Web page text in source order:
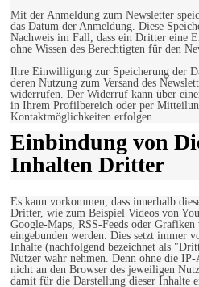
Mit der Anmeldung zum Newsletter
das Datum der Anmeldung. Diese
Nachweis im Fall, dass ein Dritter eine
ohne Wissen des Berechtigten für den
Ihre Einwilligung zur Speicherung der
deren Nutzung zum Versand des
widerrufen. Der Widerruf kann über
in Ihrem Profilbereich oder per
Kontaktmöglichkeiten erfolgen.
Einbindung von
Inhalten Dritter
Es kann vorkommen, dass innerhalb
Dritter, wie zum Beispiel Videos von
Google-Maps, RSS-Feeds oder Grafiken
eingebunden werden. Dies setzt immer
Inhalte (nachfolgend bezeichnet als
Nutzer wahr nehmen. Denn ohne die
nicht an den Browser des jeweiligen
damit für die Darstellung dieser Inhalte